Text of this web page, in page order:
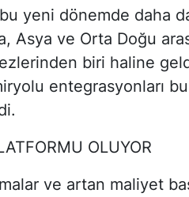
yeni dönemde daha
ve Orta Doğu
biri haline
entegrasyonları
OLUYOR
ve artan maliyet